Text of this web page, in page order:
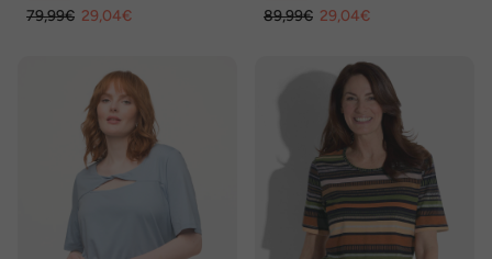
79,99€ 29,04€ 89,99€ 29,04€